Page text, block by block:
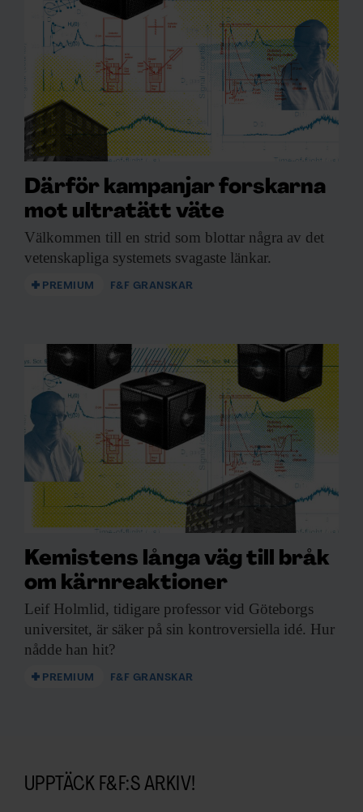
Därför kampanjar forskarna
mot ultratätt väte
Välkommen till en strid som blottar några av det
vetenskapliga systemets svagaste länkar.
PREMIUM F&F GRANSKAR
Kemistens långa väg till bråk
om kärnreaktioner
Leif Holmlid, tidigare professor vid Göteborgs
universitet, är säker på sin kontroversiella idé. Hur
nådde han hit?
PREMIUM F&F GRANSKAR
UPPTÄCK F&F:S ARKIV!